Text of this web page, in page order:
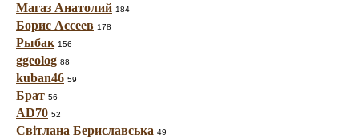
Магаз Анатолий 184
Борис Ассеев 178
Рыбак 156
ggeolog 88
kuban46 59
Брат 56
AD70 52
Світлана Бериславська 49